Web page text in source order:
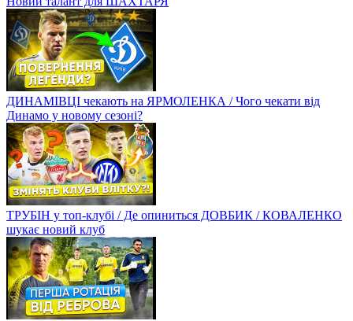
ДИНАМІВЦІ чекають на ЯРМОЛЕНКА / Чого чекати від
Динамо у новому сезоні?
ТРУБІН у топ-клубі / Де опиниться ДОВБИК / КОВАЛЕНКО
шукає новий клуб